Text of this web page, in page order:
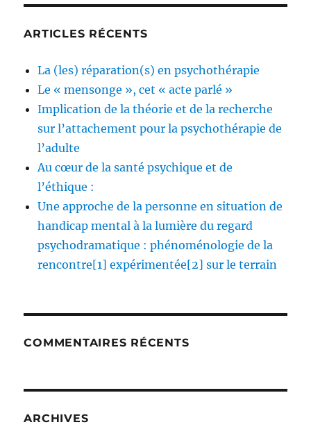
ARTICLES RÉCENTS
La (les) réparation(s) en psychothérapie
Le « mensonge », cet « acte parlé »
Implication de la théorie et de la recherche
sur l’attachement pour la psychothérapie de
l’adulte
Au cœur de la santé psychique et de
l’éthique :
Une approche de la personne en situation de
handicap mental à la lumière du regard
psychodramatique : phénoménologie de la
rencontre[1] expérimentée[2] sur le terrain
COMMENTAIRES RÉCENTS
ARCHIVES